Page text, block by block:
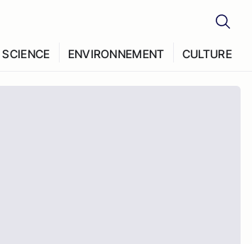
SCIENCE ENVIRONNEMENT CULTURE